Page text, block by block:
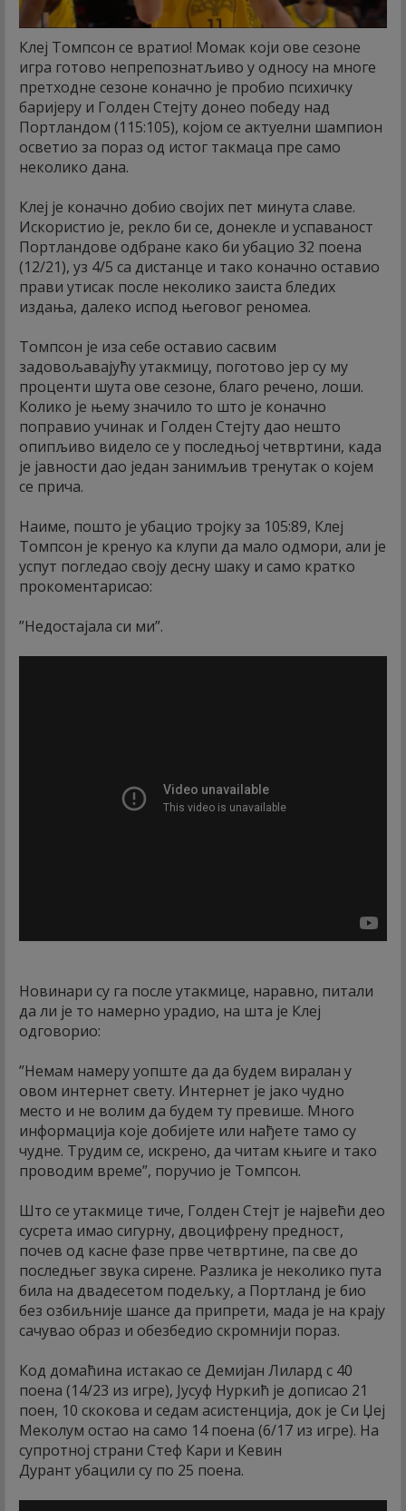
Клеј Томпсон се вратио! Момак који ове сезоне
игра готово непрепознатљиво у односу на многе
претходне сезоне коначно је пробио психичку
баријеру и Голден Стејту донео победу над
Портландом (115:105), којом се актуелни шампион
осветио за пораз од истог такмаца пре само
неколико дана.
Клеј је коначно добио својих пет минута славе.
Искористио је, рекло би се, донекле и успаваност
Портландове одбране како би убацио 32 поена
(12/21), уз 4/5 са дистанце и тако коначно оставио
прави утисак после неколико заиста бледих
издања, далеко испод његовог реномеа.
Томпсон је иза себе оставио сасвим
задовољавајућу утакмицу, поготово јер су му
проценти шута ове сезоне, благо речено, лоши.
Колико је њему значило то што је коначно
поправио учинак и Голден Стејту дао нешто
опипљиво видело се у последњој четвртини, када
је јавности дао један занимљив тренутак о којем
се прича.
Наиме, пошто је убацио тројку за 105:89, Клеј
Томпсон је кренуо ка клупи да мало одмори, али је
успут погледао своју десну шаку и само кратко
прокоментарисао:
”Недостајала си ми”.
Новинари су га после утакмице, наравно, питали
да ли је то намерно урадио, на шта је Клеј
одговорио:
”Немам намеру уопште да да будем виралан у
овом интернет свету. Интернет је јако чудно
место и не волим да будем ту превише. Много
информација које добијете или нађете тамо су
чудне. Трудим се, искрено, да читам књиге и тако
проводим време”, поручио је Томпсон.
Што се утакмице тиче, Голден Стејт је највећи део
сусрета имао сигурну, двоцифрену предност,
почев од касне фазе прве четвртине, па све до
последњег звука сирене. Разлика је неколико пута
била на двадесетом подељку, а Портланд је био
без озбиљније шансе да припрети, мада је на крају
сачувао образ и обезбедио скромнији пораз.
Код домаћина истакао се Демијан Лилард с 40
поена (14/23 из игре), Јусуф Нуркић је дописао 21
поен, 10 скокова и седам асистенција, док је Си Џеј
Меколум остао на само 14 поена (6/17 из игре). На
супротној страни Стеф Кари и Кевин
Дурант убацили су по 25 поена.